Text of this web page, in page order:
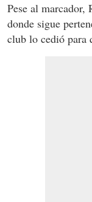
Pese al marcador,
donde sigue
club lo cedió para